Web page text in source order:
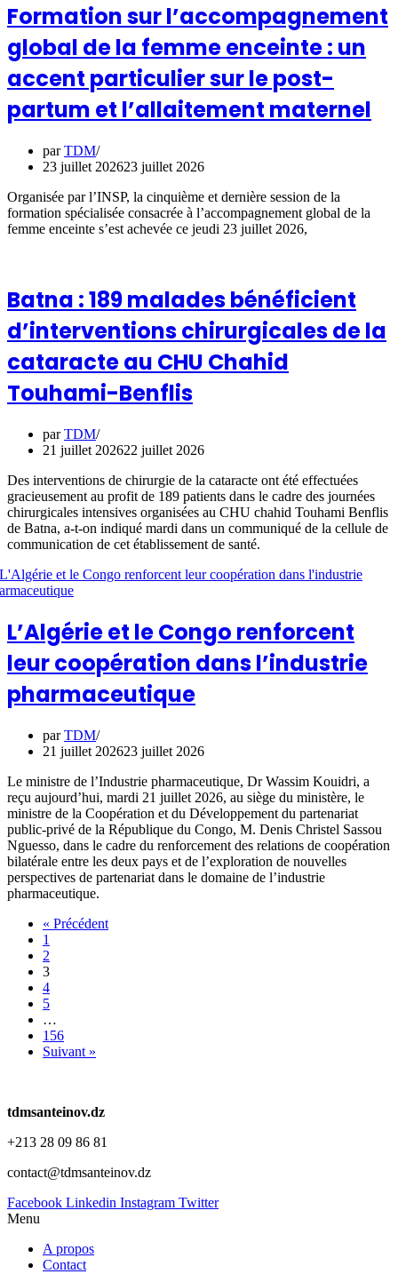
Formation sur l’accompagnement
global de la femme enceinte : un
accent particulier sur le post-
partum et l’allaitement maternel
parTDM
23 juillet 202623 juillet 2026
Organisée par l’INSP, la cinquième et dernière session de la
formation spécialisée consacrée à l’accompagnement global de la
femme enceinte s’est achevée ce jeudi 23 juillet 2026,
Batna : 189 malades bénéficient
d’interventions chirurgicales de la
cataracte au CHU Chahid
Touhami-Benflis
parTDM
21 juillet 202622 juillet 2026
Des interventions de chirurgie de la cataracte ont été effectuées
gracieusement au profit de 189 patients dans le cadre des journées
chirurgicales intensives organisées au CHU chahid Touhami Benflis
de Batna, a-t-on indiqué mardi dans un communiqué de la cellule de
communication de cet établissement de santé.
L’Algérie et le Congo renforcent
leur coopération dans l’industrie
pharmaceutique
parTDM
21 juillet 202623 juillet 2026
Le ministre de l’Industrie pharmaceutique, Dr Wassim Kouidri, a
reçu aujourd’hui, mardi 21 juillet 2026, au siège du ministère, le
ministre de la Coopération et du Développement du partenariat
public-privé de la République du Congo, M. Denis Christel Sassou
Nguesso, dans le cadre du renforcement des relations de coopération
bilatérale entre les deux pays et de l’exploration de nouvelles
perspectives de partenariat dans le domaine de l’industrie
pharmaceutique.
« Précédent
1
2
3
4
5
…
156
Suivant »
tdmsanteinov.dz
+213 28 09 86 81
contact@tdmsanteinov.dz
Facebook Linkedin Instagram Twitter
Menu
A propos
Contact